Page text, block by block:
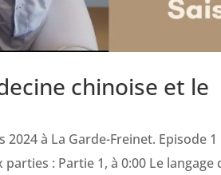
chinoise et le
à La Garde-Freinet. Episode
: Partie 1, à 0:00 Le langage